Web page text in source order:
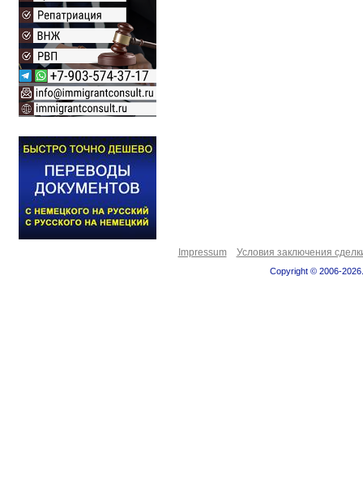
Impressum Условия заключения
Copyright © 2006-